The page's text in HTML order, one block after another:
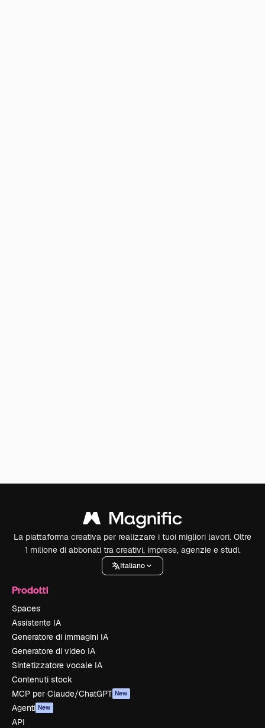
La piattaforma creativa per realizzare i tuoi migliori lavori. Oltre
1 milione di abbonati tra creativi, imprese, agenzie e studi.
Italiano
Prodotti
Spaces
Assistente IA
Generatore di immagini IA
Generatore di video IA
Sintetizzatore vocale IA
Contenuti stock
MCP per Claude/ChatGPT New
Agenti New
API